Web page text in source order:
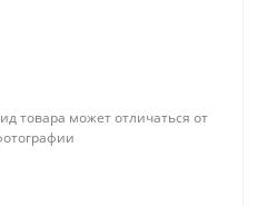
товара может отличаться от